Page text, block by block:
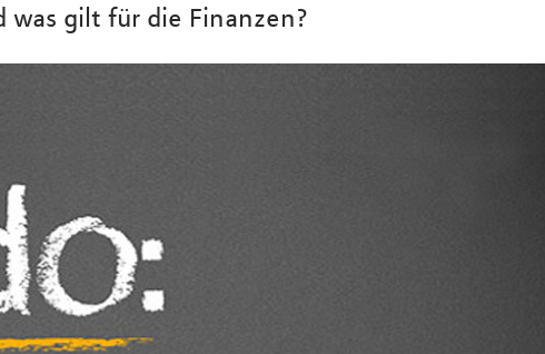
was gilt für die Finanzen?